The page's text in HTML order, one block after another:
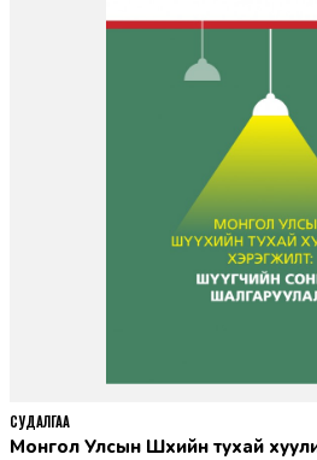
Монгол Улсын Шүүхийн тухай хуулийн хэрэгжилт: Шүүгчийн
СУДАЛГАА